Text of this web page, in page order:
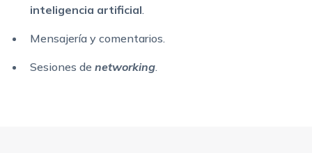
inteligencia artificial
Mensajería y comentarios.
Sesiones de networking